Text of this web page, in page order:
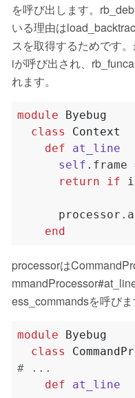
を呼び出します。
いる理由は
スを取得するためです
iが呼び出され、
れます。
module
Byebug
class
Context
def
at_line
self . frame
return
if
      processor
.
end
processorは
ess_commandsを呼びま
module
Byebug
class
# ...
def
at_line